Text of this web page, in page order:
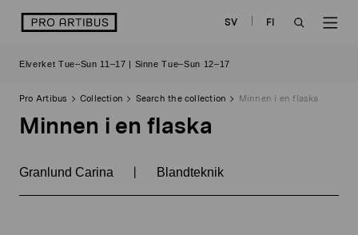
logo SV
FI
Elverket Tue–Sun 11–17 | Sinne Tue–Sun 12–17
Pro Artibus Collection Search the collection Minnen i en flaska
Minnen i en flaska
Granlund Carina | Blandteknik